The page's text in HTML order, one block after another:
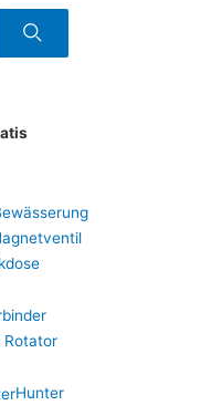
Rotator
Hunter